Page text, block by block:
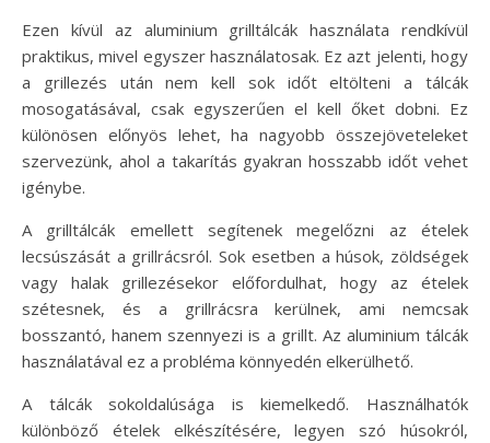
Ezen kívül az aluminium grilltálcák használata rendkívül
praktikus, mivel egyszer használatosak. Ez azt jelenti, hogy
a grillezés után nem kell sok időt eltölteni a tálcák
mosogatásával, csak egyszerűen el kell őket dobni. Ez
különösen előnyös lehet, ha nagyobb összejöveteleket
szervezünk, ahol a takarítás gyakran hosszabb időt vehet
igénybe.
A grilltálcák emellett segítenek megelőzni az ételek
lecsúszását a grillrácsról. Sok esetben a húsok, zöldségek
vagy halak grillezésekor előfordulhat, hogy az ételek
szétesnek, és a grillrácsra kerülnek, ami nemcsak
bosszantó, hanem szennyezi is a grillt. Az aluminium tálcák
használatával ez a probléma könnyedén elkerülhető.
A tálcák sokoldalúsága is kiemelkedő. Használhatók
különböző ételek elkészítésére, legyen szó húsokról,